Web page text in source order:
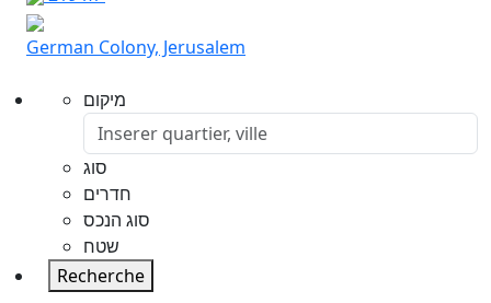
German Colony, Jerusalem
מיקום
סוג
חדרים
סוג הנכס
שטח
Recherche